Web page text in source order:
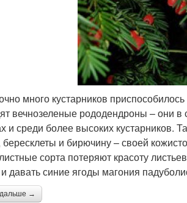
много кустарников
вечнозеленые рододендроны – они
и среди более высоких кустарников.
и бирючину – своей
сорта потеряют красоту
давать синие ягоды магония
дальше →